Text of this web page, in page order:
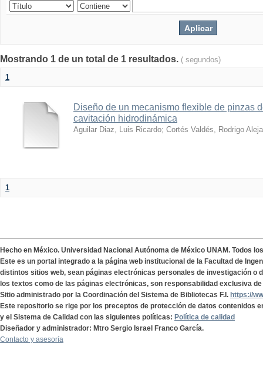
Mostrando 1 de un total de 1 resultados. ( segundos)
1
Diseño de un mecanismo flexible de pinzas
cavitación hidrodinámica
Aguilar Diaz, Luis Ricardo; Cortés Valdés, Rodrigo
1
Hecho en México. Universidad Nacional Autónoma de México UNAM. Todos
Este es un portal integrado a la página web institucional de la Facultad de
distintos sitios web, sean páginas electrónicas personales de investigación o
los textos como de las páginas electrónicas, son responsabilidad exclusiva
Sitio administrado por la Coordinación del Sistema de Bibliotecas F.I. https://
Este repositorio se rige por los preceptos de protección de datos contenidos
y el Sistema de Calidad con las siguientes políticas: Política de calidad
Diseñador y administrador: Mtro Sergio Israel Franco García.
Contacto y asesoría